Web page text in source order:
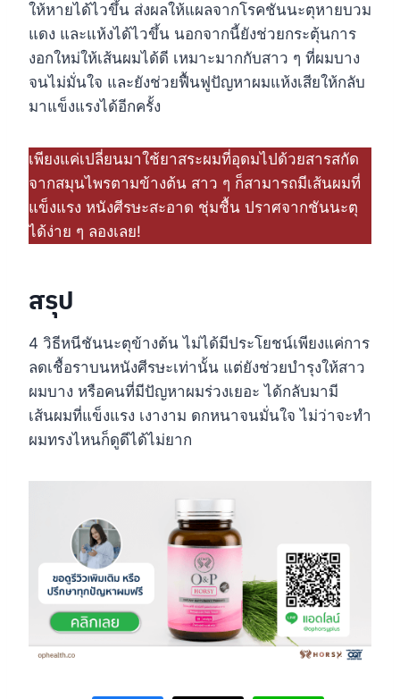
ให้หายได้ไวขึ้น ส่งผลให้แผลจากโรคชันนะตุหายบวม
แดง และแห้งได้ไวขึ้น นอกจากนี้ยังช่วยกระตุ้นการ
งอกใหม่ให้เส้นผมได้ดี เหมาะมากกับสาว ๆ ที่ผมบาง
จนไม่มั่นใจ และยังช่วยฟื้นฟูปัญหาผมแห้งเสียให้กลับ
มาแข็งแรงได้อีกครั้ง
เพียงแค่เปลี่ยนมาใช้ยาสระผมที่อุดมไปด้วยสารสกัด
จากสมุนไพรตามข้างต้น สาว ๆ ก็สามารถมีเส้นผมที่
แข็งแรง หนังศีรษะสะอาด ชุ่มชื้น ปราศจากชันนะตุ
ได้ง่าย ๆ ลองเลย!
สรุป
4 วิธีหนีชันนะตุข้างต้น ไม่ได้มีประโยชน์เพียงแค่การ
ลดเชื้อราบนหนังศีรษะเท่านั้น แต่ยังช่วยบำรุงให้สาว
ผมบาง หรือคนที่มีปัญหาผมร่วงเยอะ ได้กลับมามี
เส้นผมที่แข็งแรง เงางาม ดกหนาจนมั่นใจ ไม่ว่าจะทำ
ผมทรงไหนก็ดูดีได้ไม่ยาก